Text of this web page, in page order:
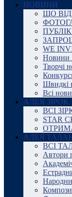
НОВИНИ
ЩО
WE
Новини
Творчі
Швидкі
Всі
АЛЕЯ ЗІРОК
ВСІ
STAR
АЛЕЯ
ВСІ
Автори